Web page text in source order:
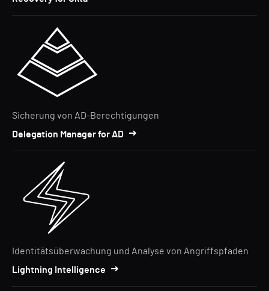
Sicherung von AD-Berechtigungen
Delegation Manager for AD
Identitätsüberwachung und Analyse von Angriffspfaden
Lightning Intelligence